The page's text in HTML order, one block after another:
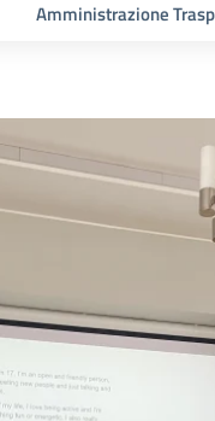
Amministrazione